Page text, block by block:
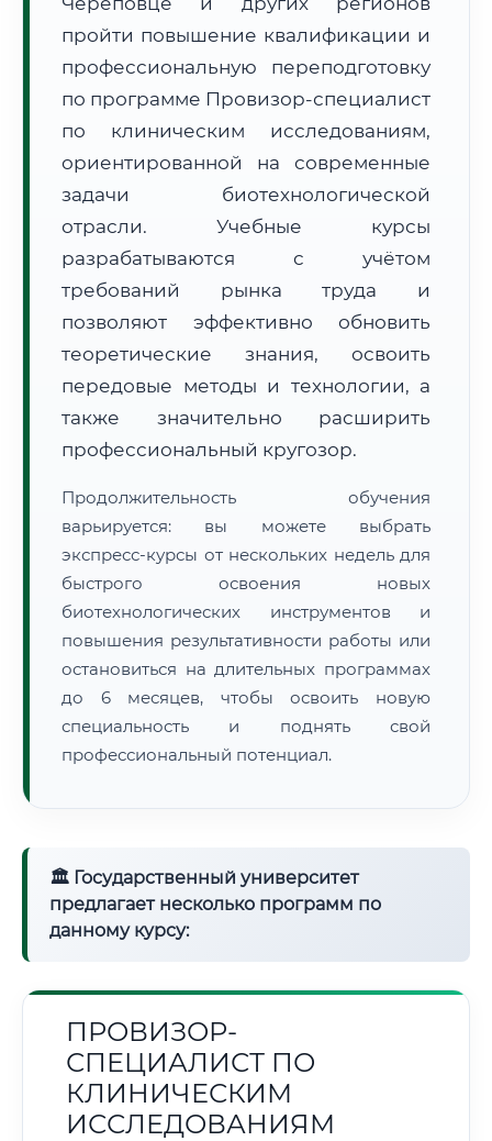
Расчет логистики оригиналов:
• Маршрут транзита:~2 705 км
• Экспресс-доставка СДЭК / Почтой:
📜 Документы и аккредитация ФИС ФРДО
пройти повышение квалификации и
профессиональную переподготовку
по программе Провизор-специалист
по клиническим исследованиям,
ориентированной на современные
задачи биотехнологической
отрасли. Учебные курсы
разрабатываются с учётом
требований рынка труда и
позволяют эффективно обновить
теоретические знания, освоить
передовые методы и технологии, а
также значительно расширить
профессиональный кругозор.
Продолжительность обучения
варьируется: вы можете выбрать
экспресс-курсы от нескольких недель для
быстрого освоения новых
биотехнологических инструментов и
повышения результативности работы или
остановиться на длительных программах
до 6 месяцев, чтобы освоить новую
специальность и поднять свой
профессиональный потенциал.
🏛 Государственный университет
предлагает несколько программ по
данному курсу:
ПРОВИЗОР-
СПЕЦИАЛИСТ ПО
КЛИНИЧЕСКИМ
ИССЛЕДОВАНИЯМ